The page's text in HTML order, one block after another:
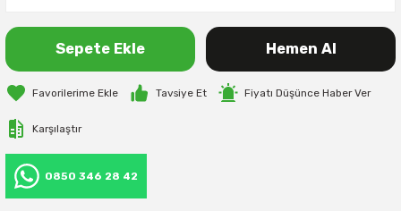
Sepete Ekle Hemen Al
Tavsiye Et Fiyatı Düşünce Haber Ver
Karşılaştır
0850 346 28 42